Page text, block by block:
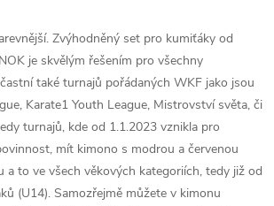
Zvýhodněný set pro kumiťáky od
je skvělým řešením pro všechny
také turnajů pořádaných WKF jako jsou
Karate1 Youth League, Mistrovství světa, či
turnajů, kde od 1.1.2023 vznikla pro
mít kimono s modrou a červenou
a to ve všech věkových kategoriích, tedy již od
(U14). Samozřejmě můžete v kimonu